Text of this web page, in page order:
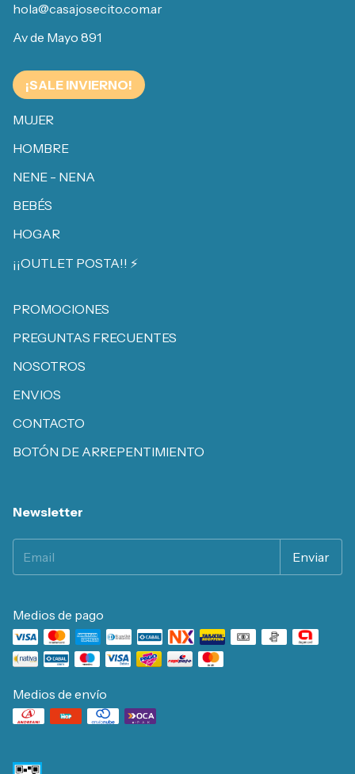
hola@casajosecito.com.ar
Av de Mayo 891
¡SALE INVIERNO!
MUJER
HOMBRE
NENE - NENA
BEBÉS
HOGAR
¡¡OUTLET POSTA!! ⚡️
PROMOCIONES
PREGUNTAS FRECUENTES
NOSOTROS
ENVIOS
CONTACTO
BOTÓN DE ARREPENTIMIENTO
Newsletter
Medios de pago
Medios de envío